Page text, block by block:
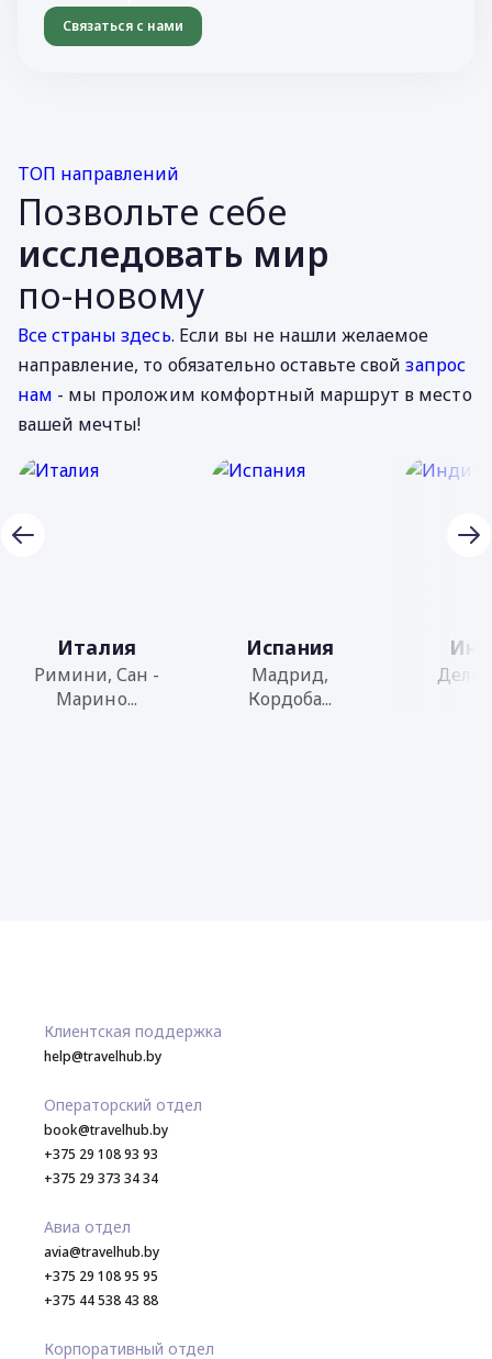
Связаться с нами
ТОП направлений
Позвольте себе
исследовать мир
по-новому
Все страны здесь. Если вы не нашли желаемое
направление, то обязательно оставьте свойзапрос
нам - мы проложим комфортный маршрут в место
вашей мечты!
Италия
Римини, Сан -
Марино...
Испания
Мадрид,
Кордоба...
Дели,
Клиентская поддержка
help@travelhub.by
Операторский отдел
book@travelhub.by
+375 29 108 93 93
+375 29 373 34 34
Авиа отдел
avia@travelhub.by
+375 29 108 95 95
+375 44 538 43 88
Корпоративный отдел